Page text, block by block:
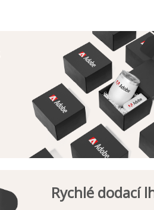
Rychlé dodací